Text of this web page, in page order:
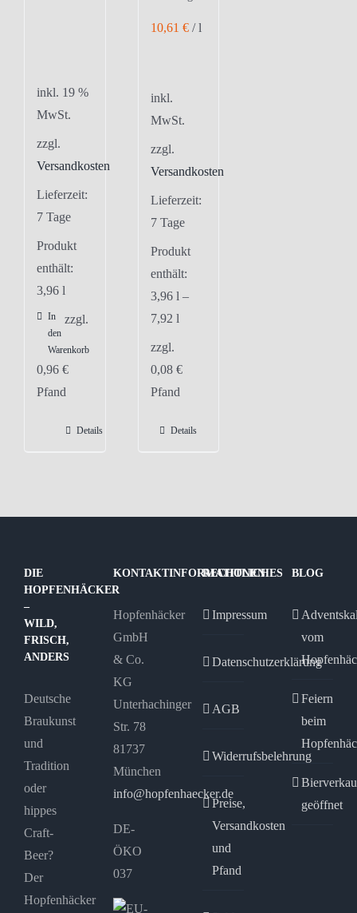
inkl. 19 %
MwSt.
zzgl.
Versandkosten
Lieferzeit:
7 Tage
Produkt
enthält:
3,96 l
In
den
Warenkorb
zzgl.
0,96 €
Pfand
Details
10,61 €/l
inkl.
MwSt.
zzgl.
Versandkosten
Lieferzeit:
7 Tage
Produkt
enthält:
3,96 l –
7,92 l
zzgl.
0,08 €
Pfand
Details
DIE
HOPFENHÄCKER
–
WILD,
FRISCH,
ANDERS
Deutsche
Braukunst
und
Tradition
oder
hippes
Craft-
Beer?
Der
Hopfenhäcker
KONTAKTINFORMATIONEN
Hopfenhäcker
GmbH
& Co.
KG
Unterhachinger
Str. 78
81737
München
info@hopfenhaecker.de
DE-
ÖKO
037
RECHTLICHES
Impressum
Datenschutzerklärung
AGB
Widerrufsbelehrung
Preise,
Versandkosten
und
Pfand
BLOG
vom
Feiern
beim
geöffnet